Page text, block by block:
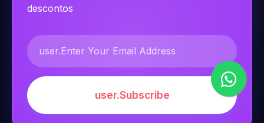
descontos
user.Subscribe